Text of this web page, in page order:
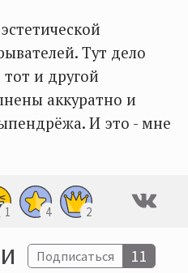
Тут дело
и другой
аккуратно и
И это - мне
1 4 2
Подписаться 11